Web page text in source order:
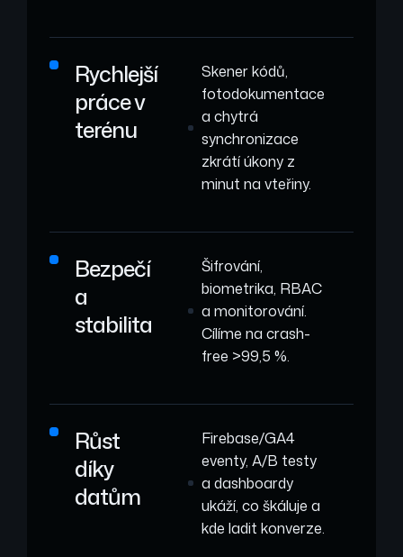
Rychlejší
práce v
terénu
Skener kódů,
fotodokumentace
a chytrá
synchronizace
zkrátí úkony z
minut na vteřiny.
Bezpečí
a
stabilita
Šifrování,
biometrika, RBAC
a monitorování.
Cílíme na crash-
free >99,5 %.
Růst
díky
datům
Firebase/GA4
eventy, A/B testy
a dashboardy
ukáží, co škáluje a
kde ladit konverze.